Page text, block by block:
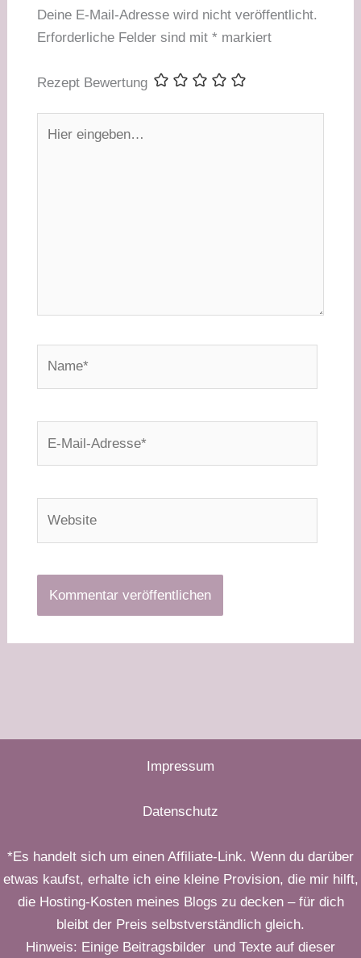
Deine E-Mail-Adresse wird nicht veröffentlicht.
Erforderliche Felder sind mit * markiert
Rezept Bewertung
eingeben…
Impressum
Datenschutz
*Es handelt sich um einen Affiliate-Link. Wenn du darüber
etwas kaufst, erhalte ich eine kleine Provision, die mir hilft,
die Hosting-Kosten meines Blogs zu decken – für dich
bleibt der Preis selbstverständlich gleich.
Hinweis: Einige Beitragsbilder und Texte auf dieser